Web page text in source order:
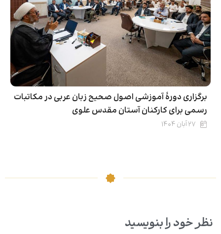
برگزاری دورۀ آموزشی اصول صحیح زبان عربی در مکاتبات
رسمی برای کارکنان آستان مقدس علوی
۲۷ آبان ۱۴۰۴
نظر خود را بنویسید